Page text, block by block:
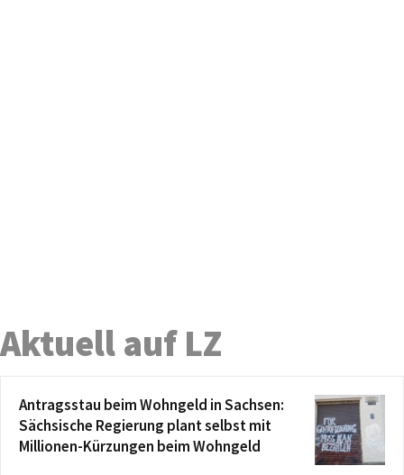
Aktuell auf LZ
Antragsstau beim Wohngeld in Sachsen:
Sächsische Regierung plant selbst mit
Millionen-Kürzungen beim Wohngeld